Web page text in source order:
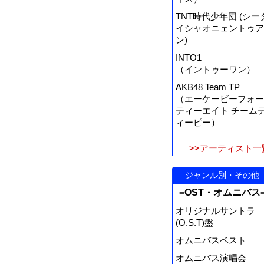
TNT時代少年団 (シー
イシャオニェントゥア
ン)
INTO1
（イントゥーワン）
AKB48 Team TP
（エーケービーフォー
ティーエイト チーム
ィーピー）
>>アーティスト一
ジャンル別・その他
=OST・オムニバス
オリジナルサントラ
(O.S.T)盤
オムニバスベスト
オムニバス演唱会